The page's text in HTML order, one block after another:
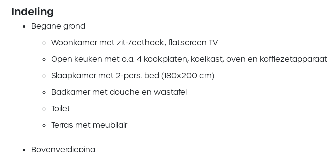
Indeling
Begane grond
Woonkamer met zit-/eethoek, flatscreen TV
Open keuken met o.a. 4 kookplaten, koelkast, oven en koffiezetapparaat
Slaapkamer met 2-pers. bed (180x200 cm)
Badkamer met douche en wastafel
Toilet
Terras met meubilair